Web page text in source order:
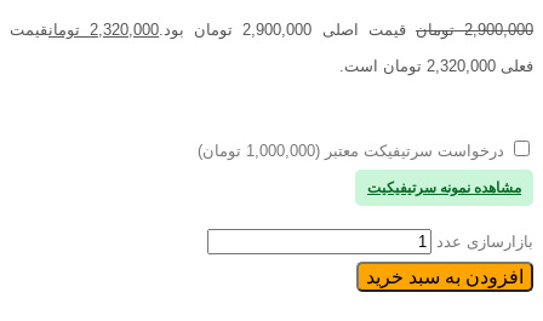
2,900,000 تومان قیمت اصلی 2,900,000 تومان بود. 2,320,000 تومانقیمت
فعلی 2,320,000 تومان است.
درخواست سرتیفیکت معتبر (1,000,000 تومان)
مشاهده نمونه سرتیفیکیت
بازارسازی عدد
افزودن به سبد خرید